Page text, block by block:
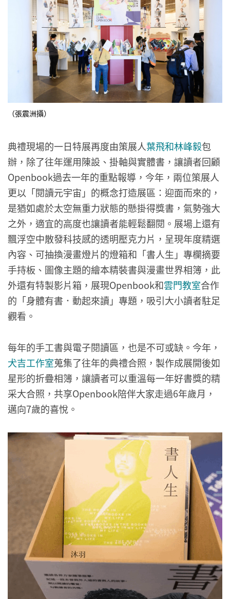
（張震洲攝）
典禮現場的一日特展再度由策展人葉飛和林峰毅包
辦，除了往年運用陳設、掛軸與實體書，讓讀者回顧
Openbook過去一年的重點報導，今年，兩位策展人
更以「閱讀元宇宙」的概念打造展區：迎面而來的，
是猶如處於太空無重力狀態的懸掛得獎書，氣勢強大
之外，適宜的高度也讓讀者能輕鬆翻閱。展場上還有
飄浮空中散發科技感的透明壓克力片，呈現年度精選
內容、可抽換漫畫燈片的燈箱和「書人生」專欄摘要
手持板、圖像主題的繪本精裝書與漫畫世界相簿，此
外還有特製影片箱，展現Openbook和雲門教室合作
的「身體有書．動起來讀」專題，吸引大小讀者駐足
觀看。
每年的手工書與電子閱讀區，也是不可或缺。今年，
犬吉工作室蒐集了往年的典禮合照，製作成展開後如
星形的折疊相簿，讓讀者可以重溫每一年好書獎的精
采大合照，共享Openbook陪伴大家走過6年歲月，
邁向7歲的喜悅。